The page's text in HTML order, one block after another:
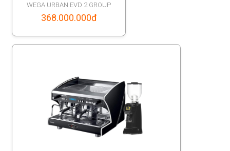
WEGA URBAN EVD 2 GROUP
368.000.000đ